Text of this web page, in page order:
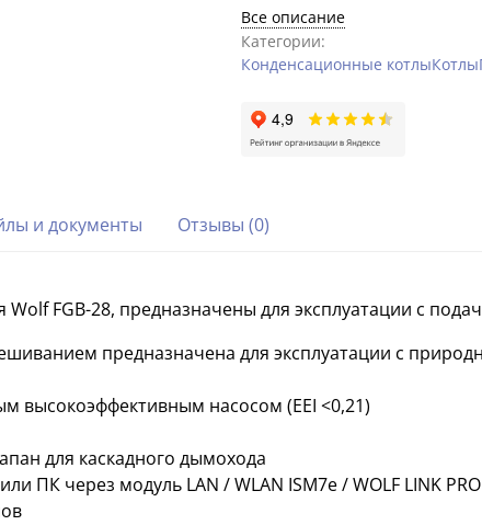
Все описание
Категории:
Конденсационные котлыКотлы
и документы Отзывы (0)
FGB-28, предназначены для эксплуатации с
предназначена для эксплуатации с
высокоэффективным насосом (EEI <0,21)
для каскадного дымохода
ПК через модуль LAN / WLAN ISM7e / WOLF LINK